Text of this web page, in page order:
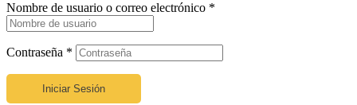
Nombre de usuario o correo electrónico *
Contraseña *
Iniciar Sesión